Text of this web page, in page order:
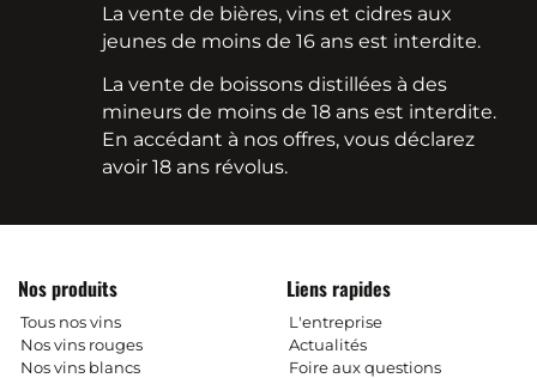
La vente de bières, vins et cidres aux
jeunes de moins de 16 ans est interdite.
La vente de boissons distillées à des
mineurs de moins de 18 ans est interdite.
En accédant à nos offres, vous déclarez
avoir 18 ans révolus.
Nos produits
Tous nos vins
Nos vins rouges
Nos vins blancs
Liens rapides
L'entreprise
Actualités
Foire aux questions